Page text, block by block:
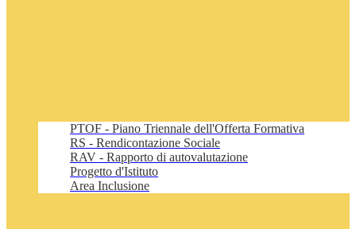
PTOF - Piano Triennale dell'Offerta Formativa
RS - Rendicontazione Sociale
RAV - Rapporto di autovalutazione
Progetto d'Istituto
Area Inclusione